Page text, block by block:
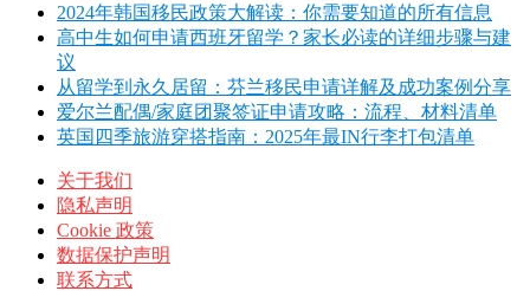
2024年韩国移民政策大解读：你需要知道的所有信息
高中生如何申请西班牙留学？家长必读的详细步骤与建
议
从留学到永久居留：芬兰移民申请详解及成功案例分享
爱尔兰配偶/家庭团聚签证申请攻略：流程、材料清单
英国四季旅游穿搭指南：2025年最IN行李打包清单
关于我们
隐私声明
Cookie 政策
数据保护声明
联系方式